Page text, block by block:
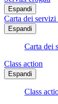
Espandi
Carta dei servizi
Espandi
Carta dei
Class action
Espandi
Class